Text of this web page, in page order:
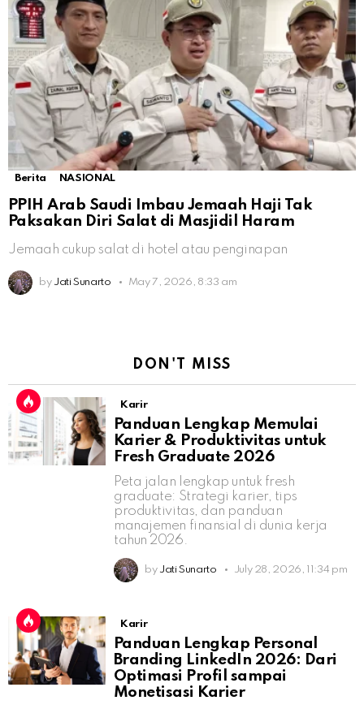
Berita NASIONAL
PPIH Arab Saudi Imbau Jemaah Haji Tak
Paksakan Diri Salat di Masjidil Haram
Jemaah cukup salat di hotel atau penginapan
by Jati Sunarto May 7, 2026, 8:33 am
DON'T MISS
Karir
Panduan Lengkap Memulai
Karier & Produktivitas untuk
Fresh Graduate 2026
Peta jalan lengkap untuk fresh
graduate: Strategi karier, tips
produktivitas, dan panduan
manajemen finansial di dunia kerja
tahun 2026.
by Jati Sunarto July 28, 2026, 11:34 pm
Karir
Panduan Lengkap Personal
Branding LinkedIn 2026: Dari
Optimasi Profil sampai
Monetisasi Karier